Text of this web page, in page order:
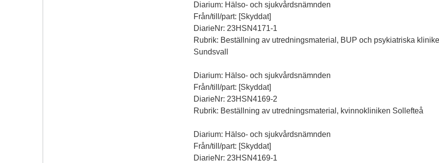
Diarium: Hälso- och sjukvårdsnämnden
Från/till/part: [Skyddat]
DiarieNr: 23HSN4171-1
Rubrik: Beställning av utredningsmaterial, BUP och psykiatriska
Sundsvall
Diarium: Hälso- och sjukvårdsnämnden
Från/till/part: [Skyddat]
DiarieNr: 23HSN4169-2
Rubrik: Beställning av utredningsmaterial, kvinnokliniken Sollefteå
Diarium: Hälso- och sjukvårdsnämnden
Från/till/part: [Skyddat]
DiarieNr: 23HSN4169-1